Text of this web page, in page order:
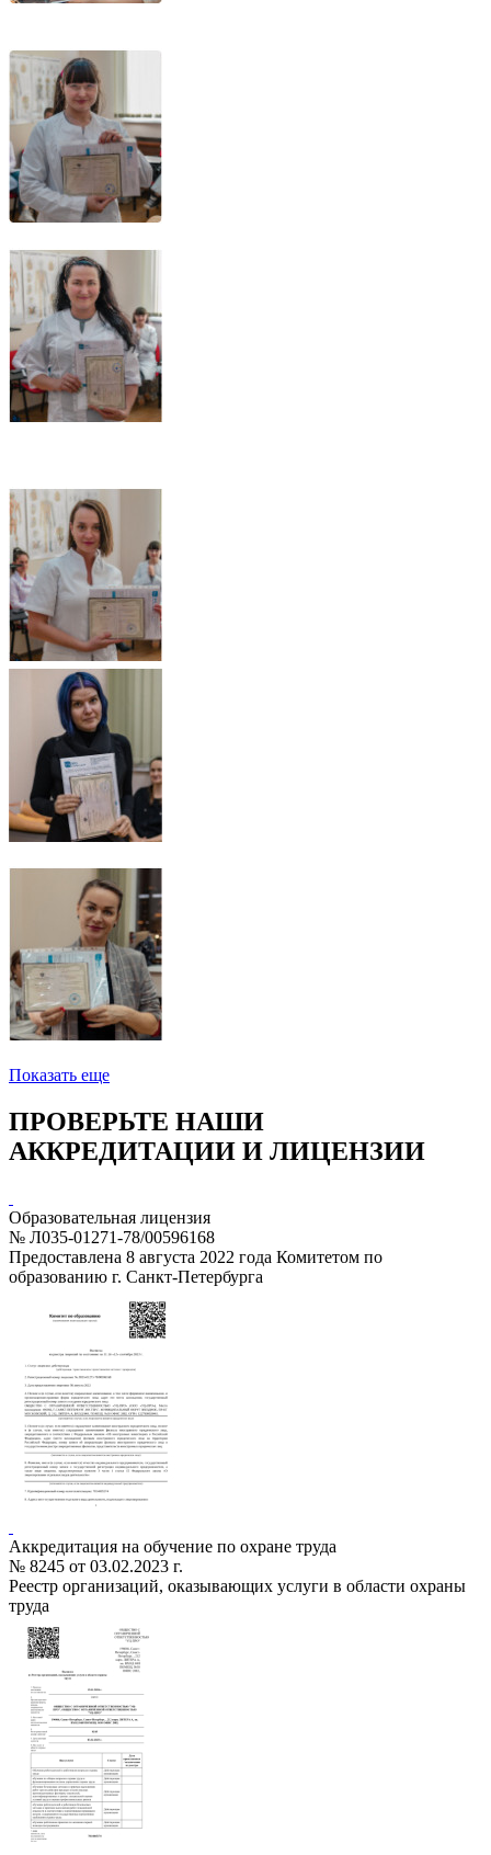
Показать еще
ПРОВЕРЬТЕ НАШИ
АККРЕДИТАЦИИ И ЛИЦЕНЗИИ
Образовательная лицензия
№ Л035-01271-78/00596168
Предоставлена 8 августа 2022 года Комитетом по
образованию г. Санкт-Петербурга
Аккредитация на обучение по охране труда
№ 8245 от 03.02.2023 г.
Реестр организаций, оказывающих услуги в области охраны
труда